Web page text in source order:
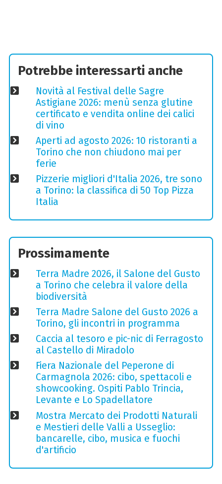
Potrebbe interessarti anche
Novità al Festival delle Sagre
Astigiane 2026: menù senza glutine
certificato e vendita online dei calici
di vino
Aperti ad agosto 2026: 10 ristoranti a
Torino che non chiudono mai per
ferie
Pizzerie migliori d'Italia 2026, tre sono
a Torino: la classifica di 50 Top Pizza
Italia
Prossimamente
Terra Madre 2026, il Salone del Gusto
a Torino che celebra il valore della
biodiversità
Terra Madre Salone del Gusto 2026 a
Torino, gli incontri in programma
Caccia al tesoro e pic-nic di Ferragosto
al Castello di Miradolo
Fiera Nazionale del Peperone di
Carmagnola 2026: cibo, spettacoli e
showcooking. Ospiti Pablo Trincia,
Levante e Lo Spadellatore
Mostra Mercato dei Prodotti Naturali
e Mestieri delle Valli a Usseglio:
bancarelle, cibo, musica e fuochi
d'artificio